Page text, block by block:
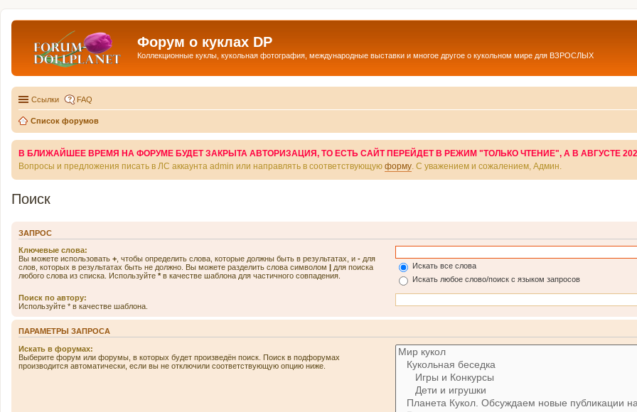
Форум о куклах DP
Коллекционные куклы, кукольная фотография, международные выставки и многое другое о кукольном мире для ВЗРОСЛЫХ
Ссылки FAQ
Список форумов
В БЛИЖАЙШЕЕ ВРЕМЯ НА ФОРУМЕ БУДЕТ ЗАКРЫТА АВТОРИЗАЦИЯ, ТО ЕСТЬ САЙТ ПЕРЕЙДЕТ В РЕЖИМ "ТОЛЬКО ЧТЕНИЕ", А В АВГУСТЕ
Вопросы и предложения писать в ЛС аккаунта admin или направлять в соответствующую форму . С уважением и сожалением, Админ.
Поиск
ЗАПРОС
Ключевые слова:
Вы можете использовать + , чтобы определить слова, которые должны быть в результатах, и - для
слов, которых в результатах быть не должно. Вы можете разделить слова символом | для поиска
любого слова из списка. Используйте *в качестве шаблона для частичного совпадения.
Искать все слова
Искать любое слово/поиск с языком запросов
Поиск по автору:
Используйте * в качестве шаблона.
ПАРАМЕТРЫ ЗАПРОСА
Искать в форумах:
Выберите форум или форумы, в которых будет произведён поиск. Поиск в подфорумах
производится автоматически, если вы не отключили соответствующую опцию ниже.